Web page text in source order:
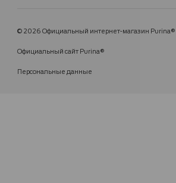
© 2026 Официальный интернет-магазин Purina®
Официальный сайт Purina®
Персональные данные